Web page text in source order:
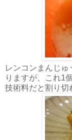
レンコンまんじ
りますが、これ1
技術料だと割り切